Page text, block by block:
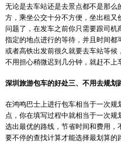
无论是去车站还是去景点都不是那
方，乘坐公交十分不方便，坐出租
问题了，在发车之前你只需要跟司
指定的地点进行的等待，并且时间
或者高铁出发前很久就要去车站等
不用担心稍微迟到几分钟，就赶不上
深圳旅游包车的好处三、不用去规划
在鸿鸣巴士上进行包车相当于一次
点，你在填写过程中就相当于一次
选出最优的路线，节省时间和费用，
要不停的查找计算才能选择最划算的